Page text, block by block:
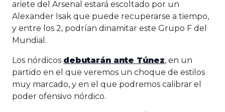
ariete del Arsenal estará escoltado por un
Alexander Isak que puede recuperarse a tiempo,
y entre los 2, podrían dinamitar este Grupo F del
Mundial.
Los nórdicos debutarán ante Túnez, en un
partido en el que veremos un choque de estilos
muy marcado, y en el que podremos calibrar el
poder ofensivo nórdico.